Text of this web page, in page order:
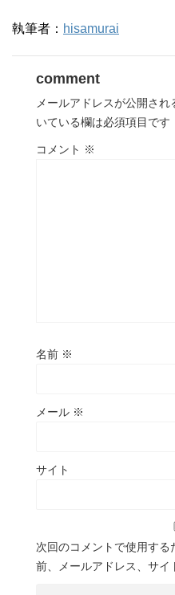
執筆者： hisamurai
comment
メールアドレスが公開され
いている欄は必須項目です
コメント ※
名前 ※
メール ※
サイト
次回のコメントで使用する
前、メールアドレス、サイ